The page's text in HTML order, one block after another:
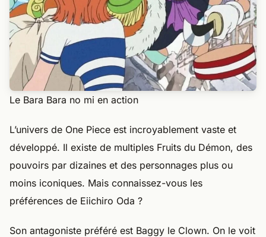
Le Bara Bara no mi en action
L’univers de One Piece est incroyablement vaste et
développé. Il existe de multiples Fruits du Démon, des
pouvoirs par dizaines et des personnages plus ou
moins iconiques. Mais connaissez-vous les
préférences de Eiichiro Oda ?
Son antagoniste préféré est Baggy le Clown. On le voit